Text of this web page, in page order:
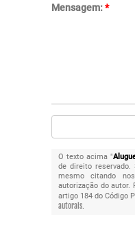
Mensagem:*
O texto acima "
de direito reservado.
mesmo citando
autorização do
artigo 184 do Código
autorais.